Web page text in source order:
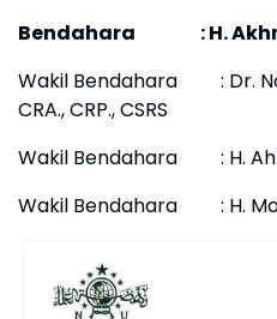
Bendahara : H.
Wakil Bendahara : Dr. Nor
CRA., CRP., CSRS
Wakil Bendahara : H.
Wakil Bendahara : H.